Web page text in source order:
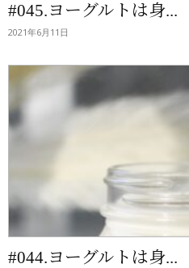
#045.ヨーグルトは身...
2021年6月11日
#044.ヨーグルトは身...